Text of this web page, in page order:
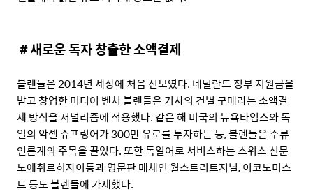
＃새로운 독자 창출한 소액결제
블렌들은 2014년 세상에 처음 선보였다. 네덜란드 정부 지원금을
받고 창업한 미디어 벤처 블렌들은 기사의 건별 구매라는 소액결
제 방식을 저널리즘에 적용했다. 같은 해 미국의 뉴욕타임스와 독
일의 악셀 슈프링어가 300만 유로를 투자하는 등, 블렌들은 주류
언론계의 주목을 끌었다. 또한 독일어로 서비스하는 스위스 신문
노에취르히자이퉁과 영문판 매체인 월스트리트저널, 이코노미스
트 등도 블렌들에 가세했다.